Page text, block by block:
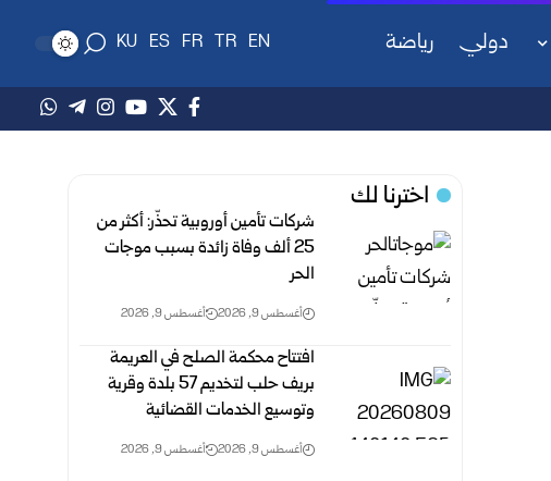
دولي رياضة EN
TR
FR
ES
KU
اخترنا لك
شركات تأمين أوروبية تحذّر: أكثر من
25 ألف وفاة زائدة بسبب موجات
الحر
أغسطس 9, 2026 أغسطس 9, 2026
افتتاح محكمة الصلح في العريمة
بريف حلب لتخديم 57 بلدة وقرية
وتوسيع الخدمات القضائية
أغسطس 9, 2026 أغسطس 9, 2026